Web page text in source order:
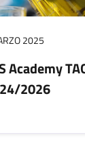
2025
Academy
2026